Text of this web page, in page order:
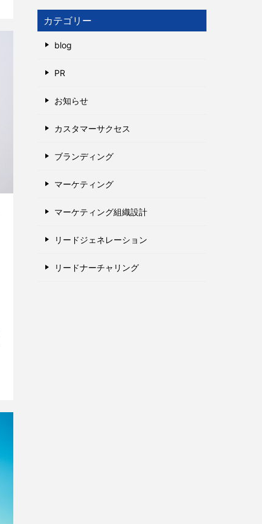
カテゴリー
blog
PR
お知らせ
カスタマーサクセス
ブランディング
マーケティング
マーケティング組織設計
リードジェネレーション
リードナーチャリング